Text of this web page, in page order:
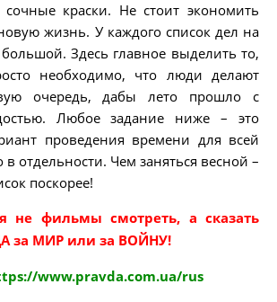
краски. Не стоит экономить
жизнь. У каждого список дел на
Здесь главное выделить то,
необходимо, что люди делают
очередь, дабы лето прошло с
Любое задание ниже – это
проведения времени для всей
отдельности. Чем заняться весной –
поскорее!
не фильмы смотреть, а сказать
за МИР или за ВОЙНУ!
www.pravda.com.ua/rus